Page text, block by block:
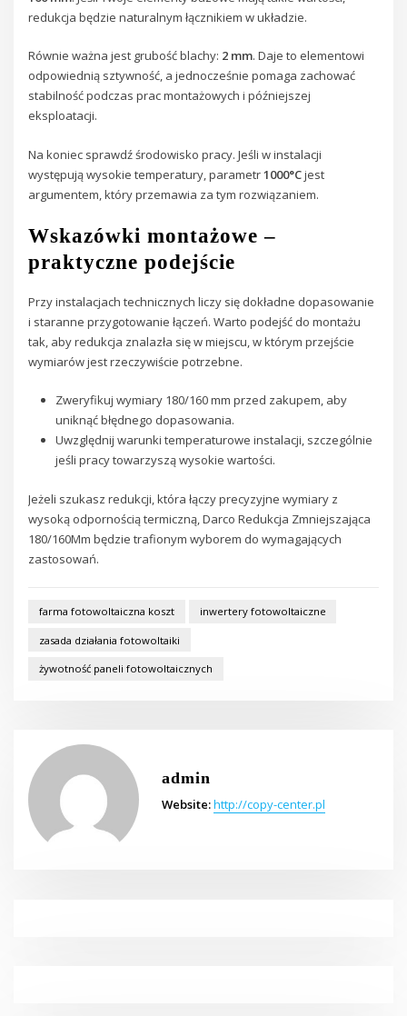
redukcja będzie naturalnym łącznikiem w układzie.
Równie ważna jest grubość blachy: 2 mm. Daje to elementowi
odpowiednią sztywność, a jednocześnie pomaga zachować
stabilność podczas prac montażowych i późniejszej
eksploatacji.
Na koniec sprawdź środowisko pracy. Jeśli w instalacji
występują wysokie temperatury, parametr1000°Cjest
argumentem, który przemawia za tym rozwiązaniem.
Wskazówki montażowe –
praktyczne podejście
Przy instalacjach technicznych liczy się dokładne dopasowanie
i staranne przygotowanie łączeń. Warto podejść do montażu
tak, aby redukcja znalazła się w miejscu, w którym przejście
wymiarów jest rzeczywiście potrzebne.
Zweryfikuj wymiary 180/160 mm przed zakupem, aby
uniknąć błędnego dopasowania.
Uwzględnij warunki temperaturowe instalacji, szczególnie
jeśli pracy towarzyszą wysokie wartości.
Jeżeli szukasz redukcji, która łączy precyzyjne wymiary z
wysoką odpornością termiczną, Darco Redukcja Zmniejszająca
180/160Mm będzie trafionym wyborem do wymagających
zastosowań.
farma fotowoltaiczna koszt inwertery fotowoltaiczne
zasada działania fotowoltaiki
żywotność paneli fotowoltaicznych
admin
Website:http://copy-center.pl